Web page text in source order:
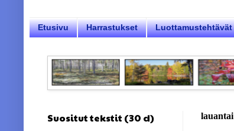
Etusivu Harrastukset Luottamustehtävät
Suositut tekstit (30 d)